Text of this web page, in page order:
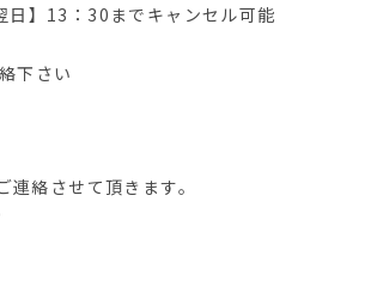
】13：30までキャンセル可能
下さい
絡させて頂きます。